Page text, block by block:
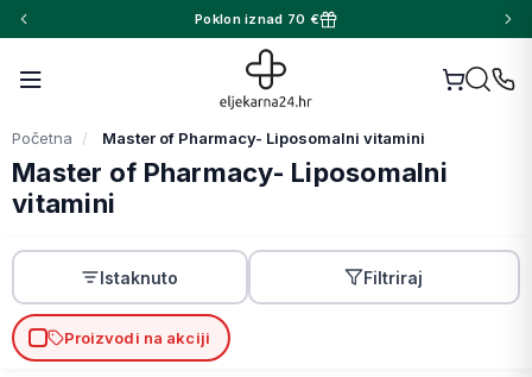
Poklon iznad 70 €
Početna Master of Pharmacy- Liposomalni vitamini
Master of Pharmacy- Liposomalni
vitamini
Istaknuto Filtriraj
Proizvodi na akciji